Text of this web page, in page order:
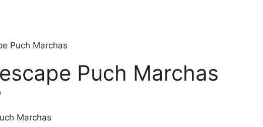
Puch Marchas
Puch Marchas
Marchas